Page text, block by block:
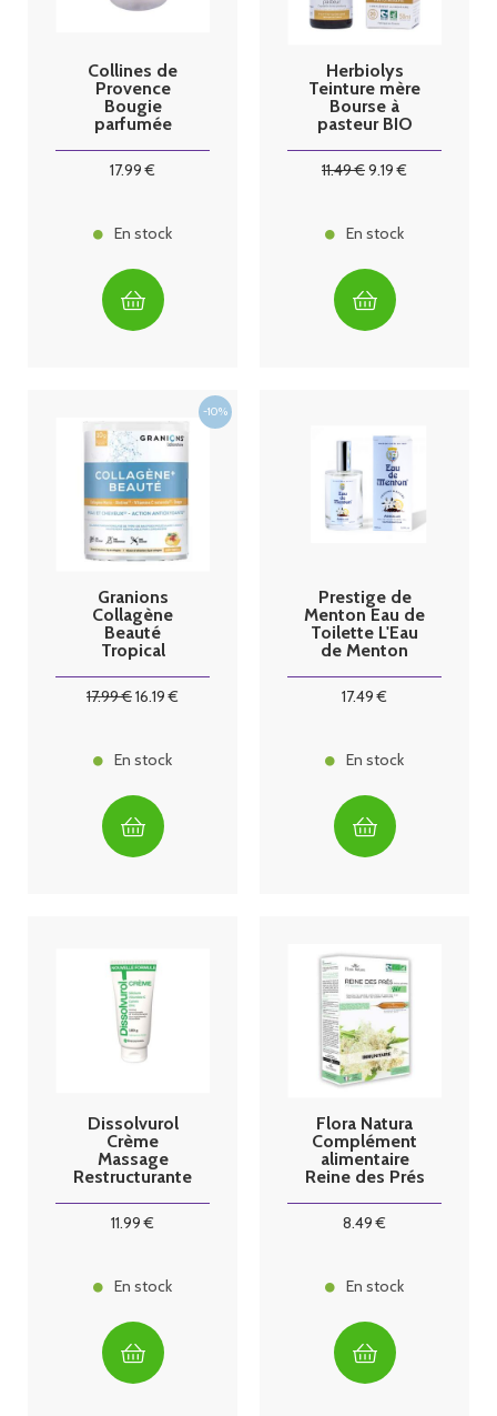
Collines de
Provence
Bougie
parfumée
17.99 €
En stock
Herbiolys
Teinture mère
Bourse à
pasteur BIO
11.49€9.19 €
En stock
Granions
Collagène
Beauté
Tropical
17.99€16.19 €
En stock
Prestige de
Menton Eau de
Toilette L'Eau
de Menton
17.49 €
En stock
Dissolvurol
Crème
Massage
Restructurante
11.99 €
En stock
Flora Natura
Complément
alimentaire
Reine des Prés
8.49 €
En stock